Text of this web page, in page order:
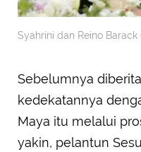
Syahrini dan Reino
Sebelumnya
kedekatannya
Maya itu melalui
yakin, pelantun